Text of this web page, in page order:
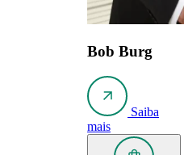
Bob Burg
Saiba
mais